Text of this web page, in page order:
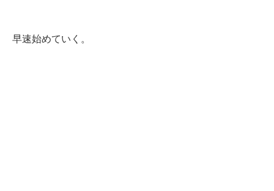
早速始めていく。